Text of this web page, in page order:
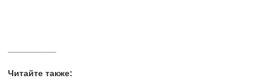
Читайте также: